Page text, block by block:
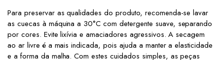
Para preservar as qualidades do produto, recomenda-se lavar
as cuecas à máquina a 30°C com detergente suave, separando
por cores. Evite lixívia e amaciadores agressivos. A secagem
ao ar livre é a mais indicada, pois ajuda a manter a elasticidade
e a forma da malha. Com estes cuidados simples, as peças